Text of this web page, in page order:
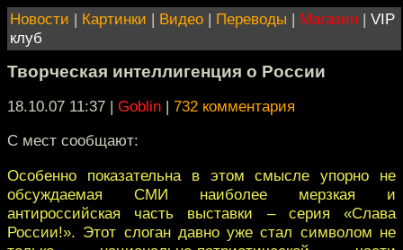
Новости | Картинки | Видео | Переводы | Магазин | VIP
клуб
Творческая интеллигенция о России
18.10.07 11:37 | Goblin | 732 комментария
С мест сообщают:
Особенно показательна в этом смысле упорно не
обсуждаемая СМИ наиболее мерзкая и
антироссийская часть выставки – серия «Слава
России!». Этот слоган давно уже стал символом не